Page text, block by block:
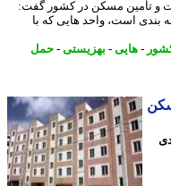
مسکن در کشور گفت:
واحد هایی که با
-هایی-بهزیستی-حمل